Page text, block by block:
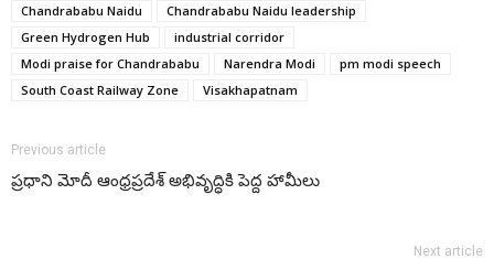
Chandrababu Naidu
Chandrababu Naidu leadership
Green Hydrogen Hub
industrial corridor
Modi praise for Chandrababu
Narendra Modi
pm modi speech
South Coast Railway Zone
Visakhapatnam
Previous article
ప్రధాని మోదీ ఆంధ్రప్రదేశ్ అభివృద్ధికి పెద్ద హామీలు
Next article